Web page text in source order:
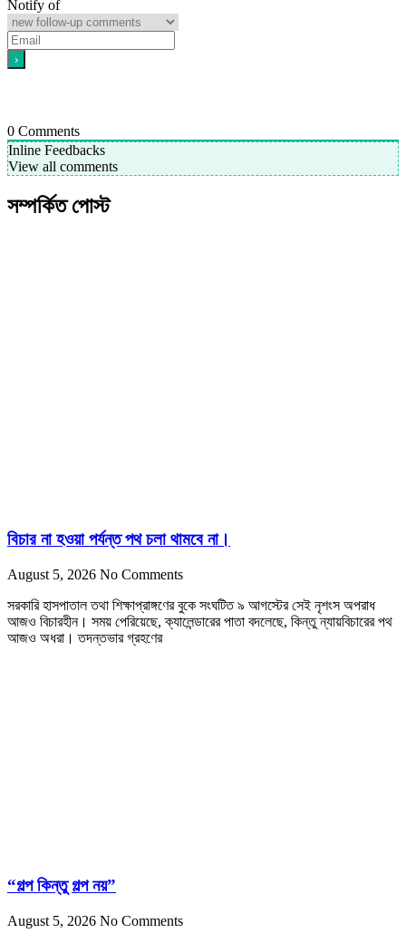
Notify of
0 Comments
Inline Feedbacks
View all comments
সম্পর্কিত পোস্ট
বিচার না হওয়া পর্যন্ত পথ চলা থামবে না।
August 5, 2026 No Comments
সরকারি হাসপাতাল তথা শিক্ষাপ্রাঙ্গণের বুকে সংঘটিত ৯ আগস্টের সেই নৃশংস অপরাধ
আজও বিচারহীন। সময় পেরিয়েছে, ক্যালেন্ডারের পাতা বদলেছে, কিন্তু ন্যায়বিচারের পথ
আজও অধরা। তদন্তভার গ্রহণের
“গল্প কিন্তু গল্প নয়”
August 5, 2026 No Comments